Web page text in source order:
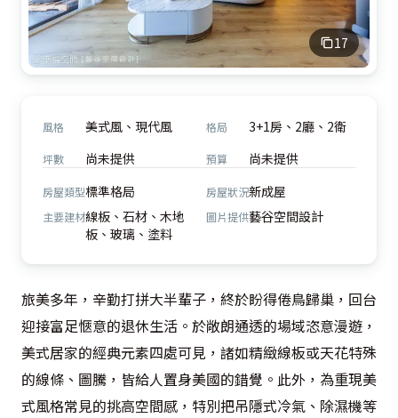
17
風格 美式風、現代風 格局 3+1房、2廳、2衛
坪數 尚未提供 預算 尚未提供
房屋類型標準格局 房屋狀況新成屋
主要建材線板、石材、木地
板、玻璃、塗料
圖片提供藝谷空間設計
旅美多年，辛勤打拼大半輩子，終於盼得倦鳥歸巢，回台
迎接富足愜意的退休生活。於敞朗通透的場域恣意漫遊，
美式居家的經典元素四處可見，諸如精緻線板或天花特殊
的線條、圖騰，皆給人置身美國的錯覺。此外，為重現美
式風格常見的挑高空間感，特別把吊隱式冷氣、除濕機等